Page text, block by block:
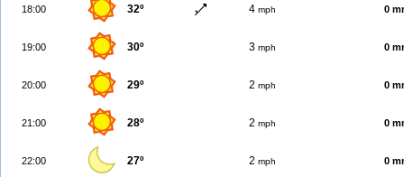
18:00 32º 4 mph 0
19:00 30º 3 mph 0
20:00 29º 2 mph 0
21:00 28º 2 mph 0
22:00 27º 2 mph 0